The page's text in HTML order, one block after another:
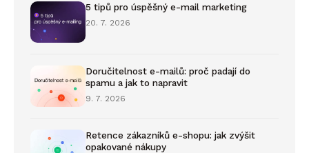
5 tipů pro úspěšný e-mail marketing
20. 7. 2026
Doručitelnost e-mailů: proč padají do
spamu a jak to napravit
9. 7. 2026
Retence zákazníků e-shopu: jak zvýšit
opakované nákupy